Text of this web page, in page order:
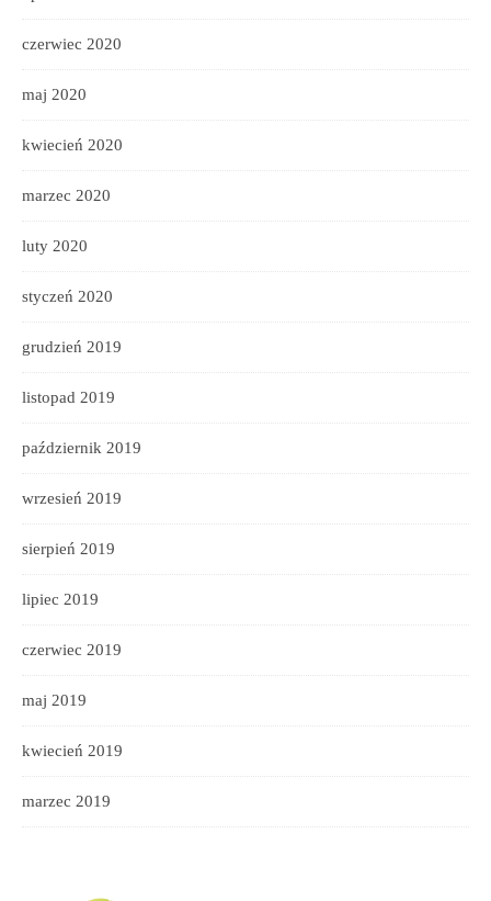
czerwiec 2020
maj 2020
kwiecień 2020
marzec 2020
luty 2020
styczeń 2020
grudzień 2019
listopad 2019
październik 2019
wrzesień 2019
sierpień 2019
lipiec 2019
czerwiec 2019
maj 2019
kwiecień 2019
marzec 2019